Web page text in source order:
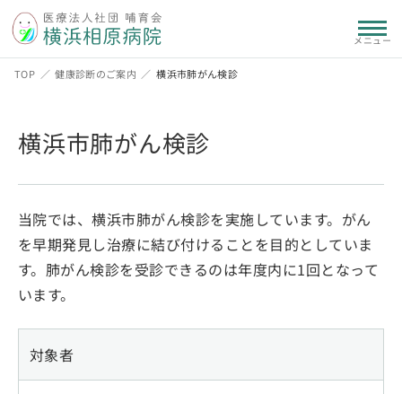
メニュー
TOP 健康診断のご案内 横浜市肺がん検診
横浜市肺がん検診
当院では、横浜市肺がん検診を実施しています。がん
を早期発見し治療に結び付けることを目的としていま
す。肺がん検診を受診できるのは年度内に1回となって
います。
対象者